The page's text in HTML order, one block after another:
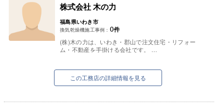
株式会社 木の力
福島県いわき市
換気乾燥機施工事例： 0件
(株)木の力は、いわき・郡山で注文住宅・リフォー
ム・不動産を手掛ける会社です。
この工務店の詳細情報を見る